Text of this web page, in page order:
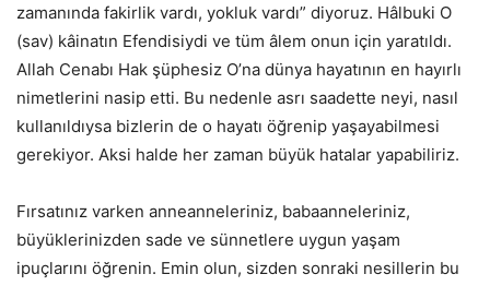
zamanında fakirlik vardı, yokluk vardı” diyoruz. Hâlbuki O
(sav) kâinatın Efendisiydi ve tüm âlem onun için yaratıldı.
Allah Cenabı Hak şüphesiz O’na dünya hayatının en hayırlı
nimetlerini nasip etti. Bu nedenle asrı saadette neyi, nasıl
kullanıldıysa bizlerin de o hayatı öğrenip yaşayabilmesi
gerekiyor. Aksi halde her zaman büyük hatalar yapabiliriz.
Fırsatınız varken anneanneleriniz, babaanneleriniz,
büyüklerinizden sade ve sünnetlere uygun yaşam
ipuçlarını öğrenin. Emin olun, sizden sonraki nesillerin bu